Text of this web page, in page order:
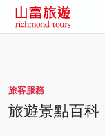
旅客服務
旅遊景點百科